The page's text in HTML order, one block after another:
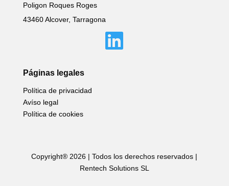
Poligon Roques Roges
43460 Alcover, Tarragona

Páginas legales
Política de privacidad
Avíso legal
Política de cookies
Copyright® 2026 |Todos los derechos reservados |
Rentech Solutions SL